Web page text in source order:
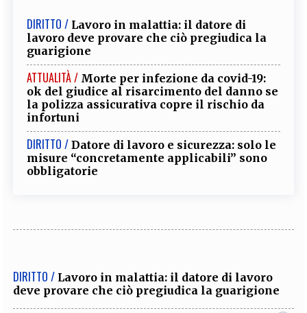
DIRITTO / Lavoro in malattia: il datore di
lavoro deve provare che ciò pregiudica la
guarigione
ATTUALITÀ / Morte per infezione da covid-19:
ok del giudice al risarcimento del danno se
la polizza assicurativa copre il rischio da
infortuni
DIRITTO / Datore di lavoro e sicurezza: solo le
misure “concretamente applicabili” sono
obbligatorie
DIRITTO / Lavoro in malattia: il datore di lavoro
deve provare che ciò pregiudica la guarigione